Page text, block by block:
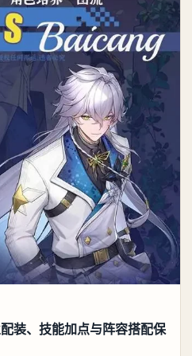
装、技能加点与阵容搭配保